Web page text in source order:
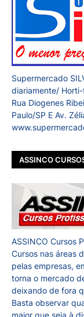
Supermercado
diariamente/ Horti-
Rua Diogenes
Paulo/SP E Av.
ASSINCO
ASSINCO Cursos
Cursos nas áreas
pelas empresas,
torna o mercado
deixando de fora
Basta observar